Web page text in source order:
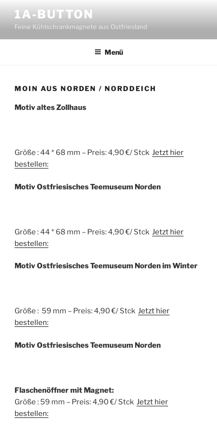
Inhalt
springen
1A-BUTTON
Feine Kühlschrankmagnete aus Ostfriesland
Menü
MOIN AUS NORDEN / NORDDEICH
Motiv altes Zollhaus
Größe : 44 * 68 mm – Preis: 4,90 €/ Stck Jetzt hier
bestellen:
Motiv Ostfriesisches Teemuseum Norden
Größe : 44 * 68 mm – Preis: 4,90 €/ Stck Jetzt hier
bestellen:
Motiv Ostfriesisches Teemuseum Norden im Winter
Größe : 59 mm – Preis: 4,90 €/ Stck Jetzt hier
bestellen:
Motiv Ostfriesisches Teemuseum Norden
Flaschenöffner mit Magnet:
Größe : 59 mm – Preis: 4,90 €/ Stck Jetzt hier
bestellen: